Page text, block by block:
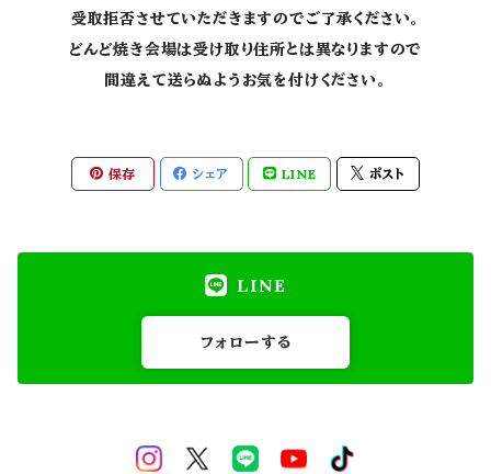
受取拒否させていただきますのでご了承ください。
どんど焼き会場は受け取り住所とは異なりますので
間違えて送らぬようお気を付けください。
保存 シェア LINE ポスト
LINE
フォローする